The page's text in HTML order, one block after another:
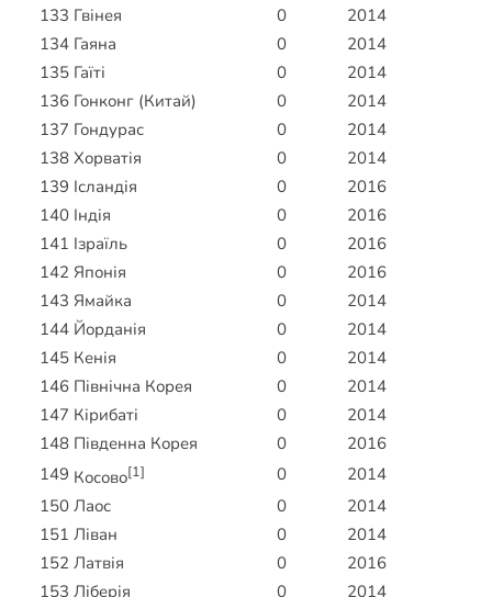
133 Гвінея 0
2014
134 Гаяна 0
2014
135 Гаїті 0
2014
136 Гонконг (Китай) 0
2014
137 Гондурас 0
2014
138 Хорватія 0
2014
139 Ісландія 0
2016
140 Індія 0
2016
141 Ізраїль 0
2016
142 Японія 0
2016
143 Ямайка 0
2014
144 Йорданія 0
2014
145 Кенія 0
2014
146 Північна Корея 0
2014
147 Кірибаті 0
2014
148 Південна Корея 0
2016
149 Косово[1] 0
2014
150 Лаос 0
2014
151 Ліван 0
2014
152 Латвія 0
2016
153 Ліберія 0
2014